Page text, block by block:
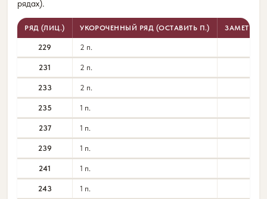
рядах).
РЯД (ЛИЦ.) УКОРОЧЕННЫЙ РЯД (ОСТАВИТЬ П.) ЗАМЕТКИ
229 2 п.
231 2 п.
233 2 п.
235 1 п.
237 1 п.
239 1 п.
241 1 п.
243 1 п.